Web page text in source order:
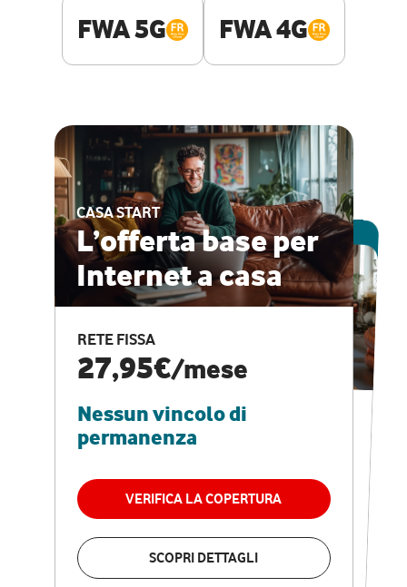
FWA 5G FWA 4G
CASA START
L’offerta base per
Internet a casa
RETE FISSA
27,95€/mese
Nessun vincolo di
permanenza
VERIFICA LA COPERTURA
SCOPRI DETTAGLI
ESCLUSIVA ONLINE
CASA PRO
Internet veloce e
vantaggi speciali
RETE FISSA + VODAFONE CLUB
29,95€
permanenza
VERIFICA LA COPERTURA